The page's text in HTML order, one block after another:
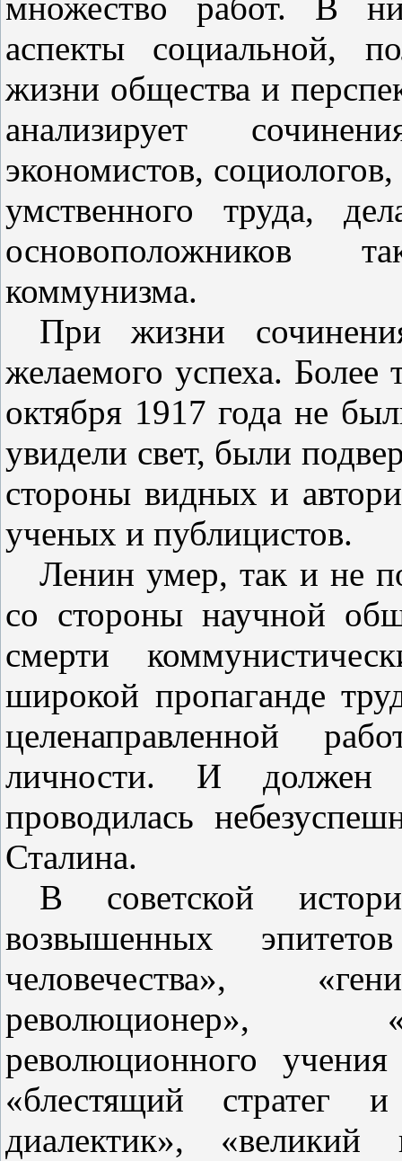
множество работ. В
аспекты социальной,
жизни общества и
анализирует
экономистов,
умственного труда,
основоположников
коммунизма.
При жизни
желаемого успеха. Более
октября 1917 года не
увидели свет, были
стороны видных и
ученых и публицистов.
Ленин умер, так и не
со стороны научной
смерти
широкой пропаганде
целенаправленной
личности. И должен
проводилась
Сталина.
В советской
возвышенных
человечества»,
революционер»,
революционного
«блестящий стратег
диалектик», «великий